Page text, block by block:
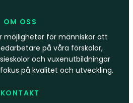
OM OSS
möjligheter för människor att
på våra förskolor,
och vuxenutbildningar
på kvalitet och utveckling.
KONTAKT